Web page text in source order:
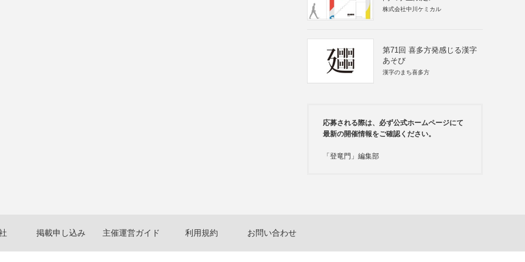
株式会社中川ケミカル
第71回 喜多方発感じる漢字
あそび
漢字のまち喜多方
応募される際は、必ず公式ホームページにて
最新の開催情報をご確認ください。
「登竜門」編集部
掲載申し込み 主催運営ガイド 利用規約 お問い合わせ